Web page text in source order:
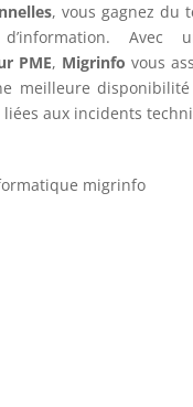
, vous gagnez du
Avec
PME, Migrinfo vous
meilleure
aux incidents